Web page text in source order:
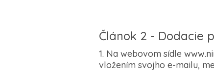
Článok 2 - Dodacie
1. Na webovom sídle
vložením svojho e-mailu,